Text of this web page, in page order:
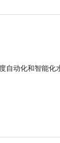
自动化和智能化